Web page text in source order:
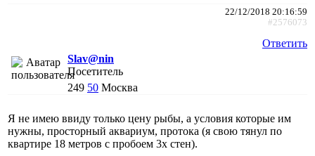
22/12/2018 20:16:59
#2576073
Ответить
Slav@nin
Посетитель
249 50 Москва
Я не имею ввиду только цену рыбы, а условия которые им
нужны, просторный аквариум, протока (я свою тянул по
квартире 18 метров с пробоем 3х стен).